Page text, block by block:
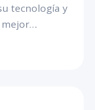
tecnología y
hasta el
con